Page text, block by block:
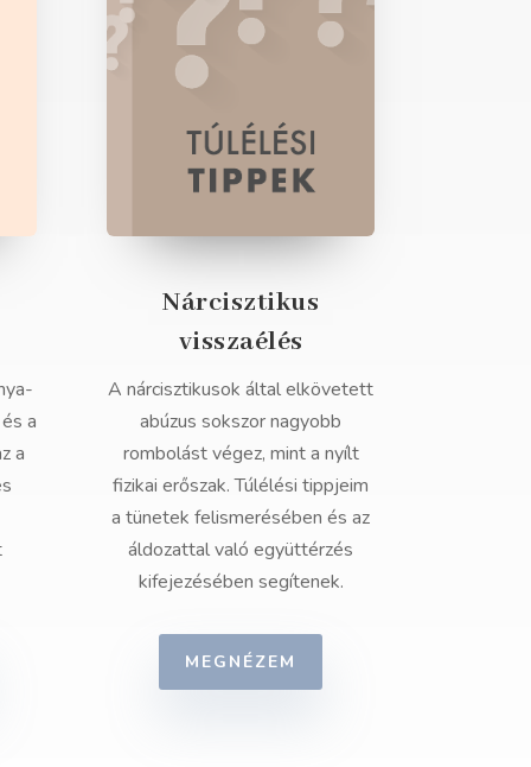
a
a
Nárcisztikus
visszaélés
A nárcisztikusok által elkövetett
abúzus sokszor nagyobb
rombolást végez, mint a nyílt
fizikai erőszak. Túlélési tippjeim
a tünetek felismerésében és az
áldozattal való együttérzés
kifejezésében segítenek.
MEGNÉZEM